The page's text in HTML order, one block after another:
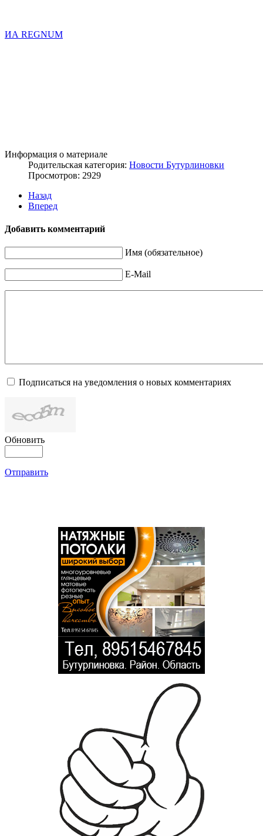
ИА REGNUM
Информация о материале
Родительская категория: Новости Бутурлиновки
Просмотров: 2929
Назад
Вперед
Добавить комментарий
Имя (обязательное)
E-Mail
Подписаться на уведомления о новых комментариях
Обновить
Отправить